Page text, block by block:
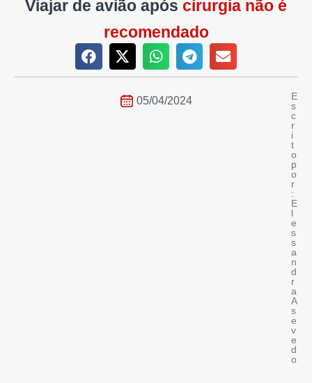
Viajar de avião após cirurgia não é
recomendado
05/04/2024
E
s
c
r
i
t
o
p
o
r
:
E
l
e
s
s
a
n
d
r
a
A
s
e
v
e
d
o